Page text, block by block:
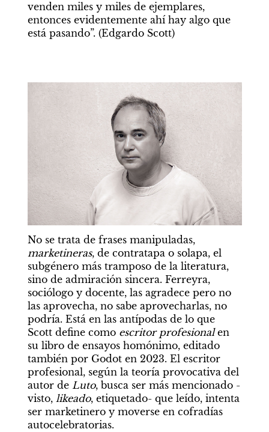
venden miles y miles de ejemplares,
entonces evidentemente ahí hay algo que
está pasando”. (Edgardo Scott)
No se trata de frases manipuladas,
marketineras, de contratapa o solapa, el
subgénero más tramposo de la literatura,
sino de admiración sincera. Ferreyra,
sociólogo y docente, las agradece pero no
las aprovecha, no sabe aprovecharlas, no
podría. Está en las antípodas de lo que
Scott define como escritor profesional en
su libro de ensayos homónimo, editado
también por Godot en 2023. El escritor
profesional, según la teoría provocativa del
autor de Luto, busca ser más mencionado -
visto, likeado, etiquetado- que leído, intenta
ser marketinero y moverse en cofradías
autocelebratorias.